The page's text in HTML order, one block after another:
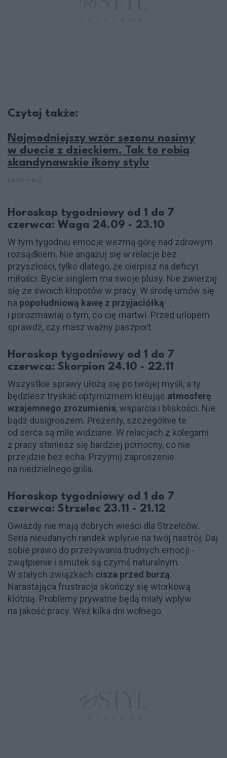
Czytaj także:
Najmodniejszy wzór sezonu nosimy
w duecie z dzieckiem. Tak to robią
skandynawskie ikony stylu
Horoskop tygodniowy od 1 do 7
czerwca: Waga 24.09 - 23.10
W tym tygodniu emocje wezmą górę nad zdrowym
rozsądkiem. Nie angażuj się w relacje bez
przyszłości, tylko dlatego, że cierpisz na deficyt
miłości. Bycie singlem ma swoje plusy. Nie zwierzaj
się ze swoich kłopotów w pracy. W środę umów się
na popołudniową kawę z przyjaciółką
i porozmawiaj o tym, co cię martwi. Przed urlopem
sprawdź, czy masz ważny paszport.
Horoskop tygodniowy od 1 do 7
czerwca: Skorpion 24.10 - 22.11
Wszystkie sprawy ułożą się po twojej myśli, a ty
będziesz tryskać optymizmem kreując atmosferę
wzajemnego zrozumienia, wsparcia i bliskości. Nie
bądź dusigroszem. Prezenty, szczególnie te
od serca są mile widziane. W relacjach z kolegami
z pracy staniesz się bardziej pomocny, co nie
przejdzie bez echa. Przyjmij zaproszenie
na niedzielnego grilla.
Horoskop tygodniowy od 1 do 7
czerwca: Strzelec 23.11 - 21.12
Gwiazdy nie mają dobrych wieści dla Strzelców.
Seria nieudanych randek wpłynie na twój nastrój. Daj
sobie prawo do przeżywania trudnych emocji -
zwątpienie i smutek są czymś naturalnym.
W stałych związkach cisza przed burzą.
Narastająca frustracja skończy się wtorkową
kłótnią. Problemy prywatne będą miały wpływ
na jakość pracy. Weź kilka dni wolnego.